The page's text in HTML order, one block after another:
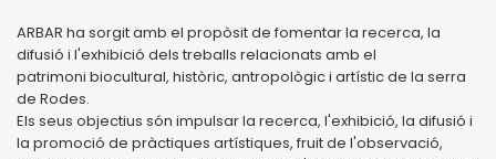
ARBAR ha sorgit amb el propòsit de fomentar la recerca, la
difusió i l'exhibició dels treballs relacionats amb el
patrimoni biocultural, històric, antropològic i artístic de la serra
de Rodes.
Els seus objectius són impulsar la recerca, l'exhibició, la difusió i
la promoció de pràctiques artístiques, fruit de l'observació,